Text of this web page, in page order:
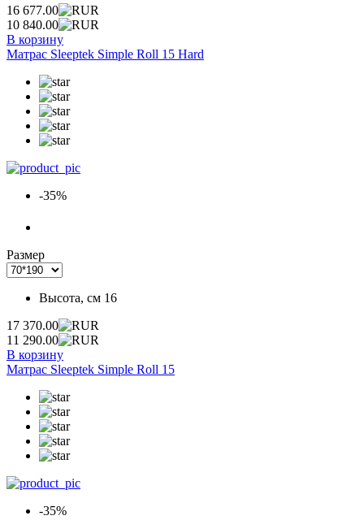
16 677.00
10 840.00
В корзину
Матрас Sleeptek Simple Roll 15 Hard
-35%
Размер
Высота, см 16
17 370.00
11 290.00
В корзину
Матрас Sleeptek Simple Roll 15
-35%